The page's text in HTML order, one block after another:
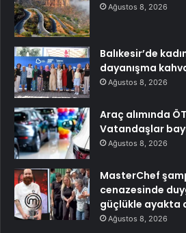
Ağustos 8, 2026
Balıkesir’de
dayanışma
Ağustos 8, 2026
Araç alımında
Vatandaşlar
Ağustos 8, 2026
MasterChef
cenazesinde
güçlükle ayakta
Ağustos 8, 2026